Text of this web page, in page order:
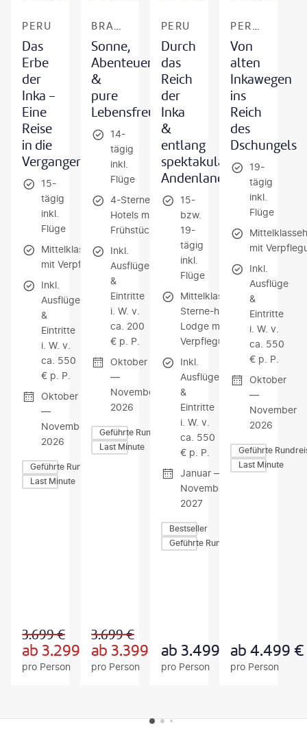
PERU
Das
Erbe
der
Inka -
Eine
Reise
in die
Vergangenheit
15-
tägig
inkl.
Flüge
Mittelklassehotels
mit Verpflegung
Inkl.
Ausflüge
&
Eintritte
i. W. v.
ca. 550
€ p. P.
Oktober
—
November
2026
Geführte Rundreisen
Last Minute
3.699€
ab3.299 €
pro Person
E
B
O
T
BRASILIEN
Sonne,
Abenteuer
&
pure
Lebensfreude
14-
tägig
inkl.
Flüge
4-Sterne-
Hotels mit
Frühstück
Inkl.
Ausflüge
&
Eintritte
i. W. v.
ca. 200
€ p. P.​
Oktober
—
November
2026
Geführte Rundreisen
Last Minute
3.699€
ab 3.399 €
pro Person
B
O
T
PERU
Durch
das
Reich
der
Inka
&
entlang
spektakulärer
Andenlandschaften
15-
bzw.
19-
tägig
inkl.
Flüge
Mittelklasse/4-
Sterne-hotels,
Lodge mit
Verpflegung
Inkl.
Ausflüge
&
Eintritte
i. W. v.
ca. 550
€ p. P.
Januar —
November
2027
Bestseller
Geführte Rundreisen
ab3.499 €
pro Person
B
O
T
PERU & AMAZONAS
Von
alten
Inkawegen
ins
Reich
des
Dschungels
19-
tägig
inkl.
Flüge
mit
Inkl.
Ausflüge
&
Eintritte
i. W. v.
ca. 550
€ p. P.
Oktober
—
November
2026
Geführte
Last Minute
ab4.499 €
pro Person